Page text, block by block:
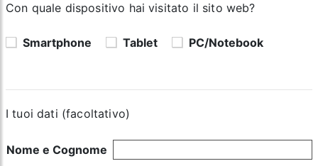
Con quale dispositivo hai visitato il sito web?
Smartphone Tablet PC/Notebook
I tuoi dati (facoltativo)
Nome e Cognome